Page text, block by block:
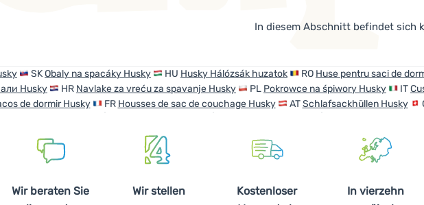
In diesem Abschnitt befindet sich
SKObaly na spacáky Husky HU Husky Hálózsák huzatok RO Huse pentru saci de
Husky
HR Navlake za vreću za spavanje Husky PL Pokrowce na śpiwory Husky IT
de dormir Husky
FR Housses de sac de couchage Husky ATSchlafsackhüllen Husky
Wir beraten Sie
Wir stellen
Kostenloser
In vierzehn